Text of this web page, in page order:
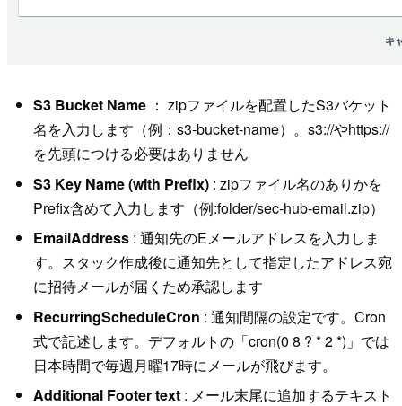
S3 Bucket Name： zipファイルを配置したS3バケット
名を入力します（例：s3-bucket-name）。s3://やhttps://
を先頭につける必要はありません
S3 Key Name (with Prefix): zipファイル名のありかを
Prefix含めて入力します（例:folder/sec-hub-email.zip）
EmailAddress: 通知先のEメールアドレスを入力しま
す。スタック作成後に通知先として指定したアドレス宛
に招待メールが届くため承認します
RecurringScheduleCron : 通知間隔の設定です。Cron
式で記述します。デフォルトの「cron(0 8 ? * 2 *)」では
日本時間で毎週月曜17時にメールが飛びます。
Additional Footer text: メール末尾に追加するテキスト